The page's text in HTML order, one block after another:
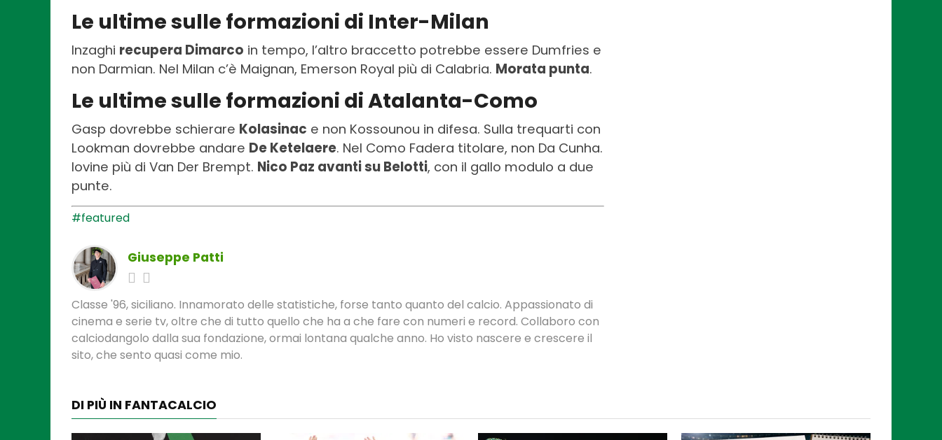
Le ultime sulle formazioni di Inter-Milan
Inzaghi recupera Dimarco in tempo, l’altro braccetto potrebbe essere Dumfries e
non Darmian. Nel Milan c’è Maignan, Emerson Royal più di Calabria. Morata punta.
Le ultime sulle formazioni di Atalanta-Como
Gasp dovrebbe schierare Kolasinac e non Kossounou in difesa. Sulla trequarti con
Lookman dovrebbe andare De Ketelaere. Nel Como Fadera titolare, non Da Cunha.
Iovine più di Van Der Brempt. Nico Paz avanti su Belotti, con il gallo modulo a due
punte.
#featured
Giuseppe Patti
Classe '96, siciliano. Innamorato delle statistiche, forse tanto quanto del calcio. Appassionato di
cinema e serie tv, oltre che di tutto quello che ha a che fare con numeri e record. Collaboro con
calciodangolo dalla sua fondazione, ormai lontana qualche anno. Ho visto nascere e crescere il
sito, che sento quasi come mio.
DI PIÙ IN FANTACALCIO